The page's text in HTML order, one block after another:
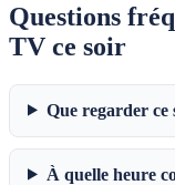
Questions
TV ce soir
Que regarder ce
À quelle heure